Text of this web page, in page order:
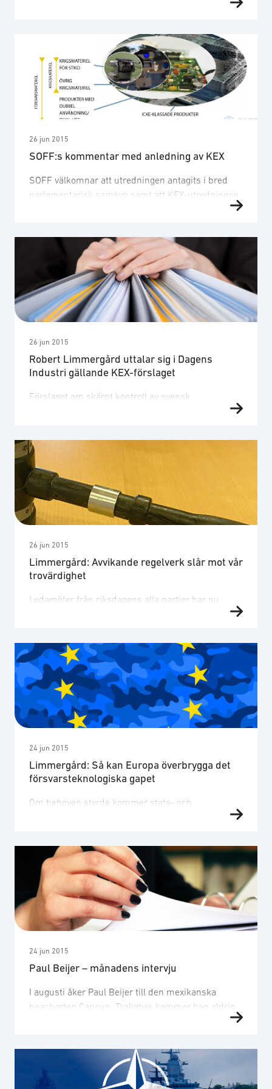
ordförande i utrikesutskottet, EU-nämnden och
konstitutionsutskottet. Vid sidan av detta har
Göran även varit styrelseordförande för SIPRI samt
ordförande för OSSE:s parlamentariska församling
(Bilden visar Robert Limmergård
Generalsekreterare SOFF och Göran Lennmarker)
26 jun 2015
SOFF:s kommentar med anledning av KEX
SOFF välkomnar att utredningen antagits i bred
parlamentarisk samsyn samt att KEX-utredningen
säkerhets- och försvarspolitiskt värde. Vidare
välkomnar vi att beslut kopplade till
försvarsmaterielexport kommer att omges av
större transparens och förutsättningar för politiskt
ansvarsutkrävande. Vi noterar att förslaget till ny
exportkontrollagstiftning medför en betydande …
26 jun 2015
Robert Limmergård uttalar sig i Dagens
Industri gällande KEX-förslaget
Förslaget om skärpt kontroll av svensk
krigsmaterielexport stod klart på torsdagskvällen,
presenterade sina slutsatser på Di Debatt. LÄS
MER: Svårare sälja vapen till diktaturer Syftet är att
föreslå ny lagstiftning i syfte att skärpa
exportkontrollen gentemot icke-demokratiska
stater. På fredagen överlämnas utredningen till
regeringen. Den tunga frågan handlar …
26 jun 2015
Limmergård: Avvikande regelverk slår mot vår
trovärdighet
Ledamöter från riksdagens alla partier har nu
uppgift att skärpa kontrollen som ålagts
ledamöterna. Många uppfattar att en inskränkning
av försvarsföretagens exportmöjligheter endast
påverkar exporten till vissa länder. Det stämmer
inte. De förslag som diskuterats påverkar hur
företagen kan samarbeta internationellt, vilka
möjligheter företagen …
24 jun 2015
Limmergård: Så kan Europa överbrygga det
försvarsteknologiska gapet
Om behoven styrde kommer stats- och
regeringscheferna att ha en diger agenda. EU har
utmaningar i sitt närområde än vad som är fallet
idag. Vidare saknar EU:s medlemsländer vissa
militära resurser samtidigt som den amerikanska
militära närvaron i Europa minskat över tid. Den
försvarsindustriella basen i Europa, som till stora
24 jun 2015
Paul Beijer – månadens intervju
I augusti åker Paul Beijer till den mexikanska
beachorten Cancun. Troligtvis kommer han aldrig
skjorta och givetvis slips. Paul Beijer är senior
diplomat inom Utrikesdepartementet, har varit
ambassadör i Nordkorea och de senaste fem åren